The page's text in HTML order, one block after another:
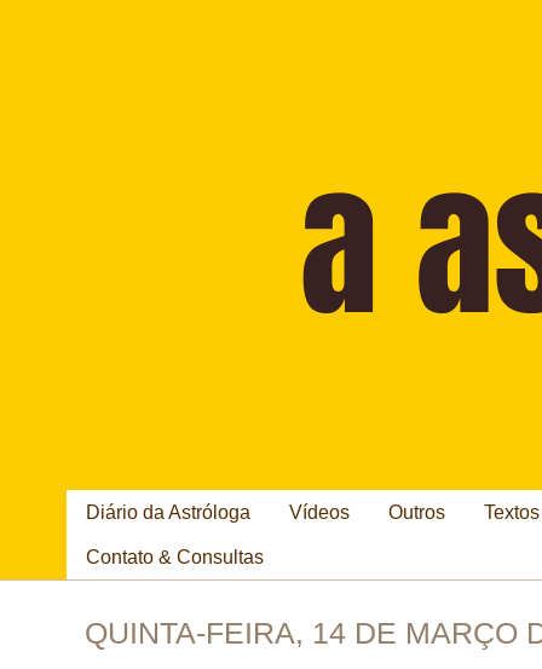
Diário da Astróloga Vídeos Outros
Contato & Consultas
QUINTA-FEIRA, 14 DE MARÇO